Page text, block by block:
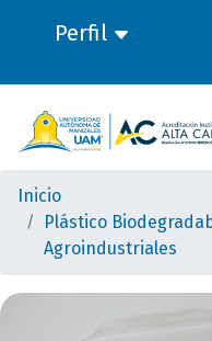
Perfil
Inicio
Plástico
Agroindustriales